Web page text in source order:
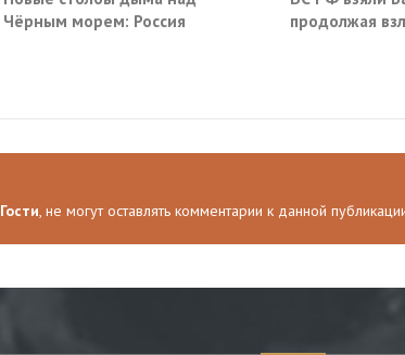
Чёрным морем: Россия
продолжая
Гости, не могут оставлять комментарии к данной